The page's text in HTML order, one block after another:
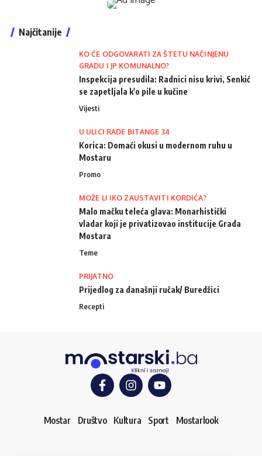
Najčitanije
KO ĆE ODGOVARATI ZA ŠTETU NAČINJENU
GRADU I JP KOMUNALNO?
Inspekcija presudila: Radnici nisu krivi, Senkić
se zapetljala k'o pile u kučine
Vijesti
U ULICI RADE BITANGE 34
Korica: Domaći okusi u modernom ruhu u
Mostaru
Promo
MOŽE LI IKO ZAUSTAVITI KORDIĆA?
Malo mačku teleća glava: Monarhistički
vladar koji je privatizovao institucije Grada
Mostara
Teme
PRIJATNO
Prijedlog za današnji ručak/ Buredžici
Recepti
Mostar Društvo Kultura Sport Mostarlook